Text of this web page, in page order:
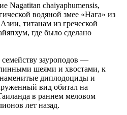
Nagatitan chaiyaphumensis,
водяной змее «Нага» из
титанам из греческой
где было сделано
зауроподов —
шеями и хвостами, к
диплодоциды и
вид обитал на
в раннем меловом
лет назад.